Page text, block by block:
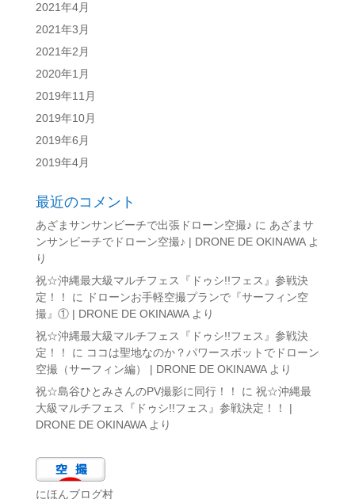
2021年4月
2021年3月
2021年2月
2020年1月
2019年11月
2019年10月
2019年6月
2019年4月
最近のコメント
あざまサンサンビーチで出張ドローン空撮♪ に あざまサ
ンサンビーチでドローン空撮♪ | DRONE DE OKINAWAよ
り
祝☆沖縄最大級マルチフェス『ドゥシ!!フェス』参戦決
定！！
に
ドローンお手軽空撮プランで『サーフィン空
撮』① | DRONE DE OKINAWAより
祝☆沖縄最大級マルチフェス『ドゥシ!!フェス』参戦決
定！！
に ココは聖地なのか？パワースポットでドローン
空撮（サーフィン編） | DRONE DE OKINAWAより
祝☆島谷ひとみさんのPV撮影に同行！！
に 祝☆沖縄最
大級マルチフェス『ドゥシ!!フェス』参戦決定！！ |
DRONE DE OKINAWAより
にほんブログ村